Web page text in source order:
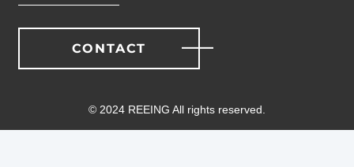
CONTACT
©︎ 2024 REEING All rights reserved.